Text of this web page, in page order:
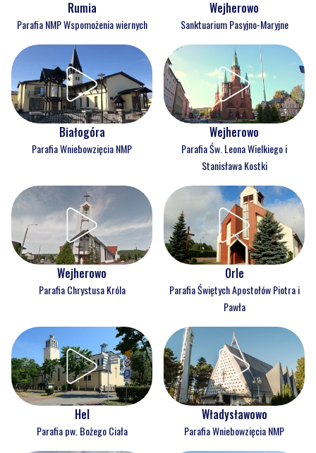
Rumia
Parafia NMP Wspomożenia wiernych
Wejherowo
Sanktuarium Pasyjno-Maryjne
Białogóra
Parafia Wniebowzięcia NMP
Wejherowo
Parafia Św. Leona Wielkiego i
Stanisława Kostki
Wejherowo
Parafia Chrystusa Króla
Orle
Parafia Świętych Apostołów Piotra i
Pawła
Hel
Parafia pw. Bożego Ciała
Władysławowo
Parafia Wniebowzięcia NMP